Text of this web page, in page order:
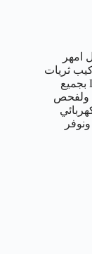
امهر
ثريات
وسبوت لايت اضافه بلاكات تركيب ليت مخفي Led بجميع
ولفحص